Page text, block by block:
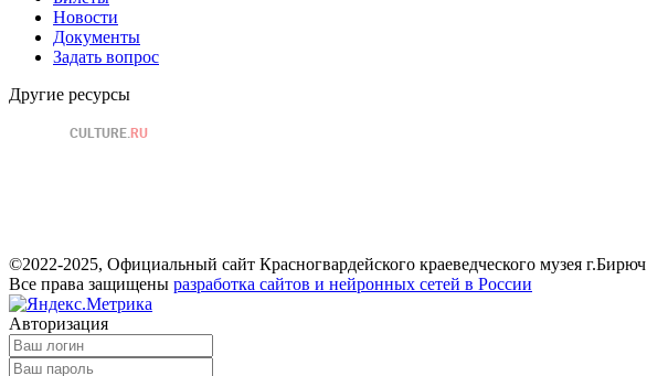
Новости
Документы
Задать вопрос
Другие ресурсы
©2022-2025, Официальный сайт Красногвардейского краеведческого музея г.Бирюч
Все права защищены разработка сайтов и нейронных сетей в России
Авторизация